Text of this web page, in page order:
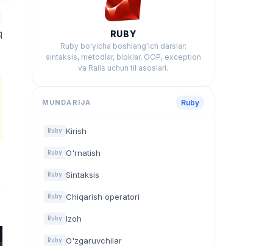
RUBY
Ruby bo'yicha boshlang'ich darslar:
sintaksis, metodlar, bloklar, OOP, exception
va Rails uchun til asoslari.
MUNDARIJA Ruby
Ruby Kirish
Ruby O'rnatish
Ruby Sintaksis
Ruby Chiqarish operatori
Ruby Izoh
Ruby O'zgaruvchilar